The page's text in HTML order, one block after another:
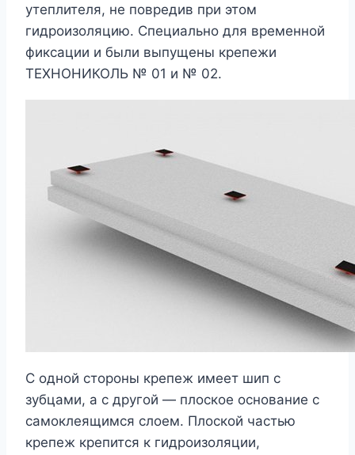
утеплителя, не повредив при этом
гидроизоляцию. Специально для временной
фиксации и были выпущены крепежи
ТЕХНОНИКОЛЬ № 01 и № 02.
С одной стороны крепеж имеет шип с
зубцами, а с другой — плоское основание с
самоклеящимся слоем. Плоской частью
крепеж крепится к гидроизоляции,